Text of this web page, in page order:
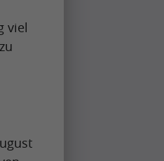
viel